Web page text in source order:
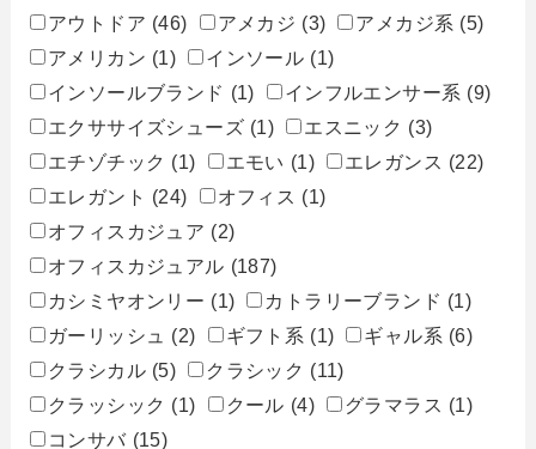
アウトドア (46) アメカジ (3) アメカジ系 (5)
アメリカン (1) インソール (1)
インソールブランド (1) インフルエンサー系 (9)
エクササイズシューズ (1) エスニック (3)
エチゾチック (1) エモい (1) エレガンス (22)
エレガント (24) オフィス (1)
オフィスカジュア (2)
オフィスカジュアル (187)
カシミヤオンリー (1) カトラリーブランド (1)
ガーリッシュ
(2) ギフト系 (1) ギャル系 (6)
クラシカル (5) クラシック (11)
クラッシック (1) クール (4) グラマラス (1)
コンサバ (15)